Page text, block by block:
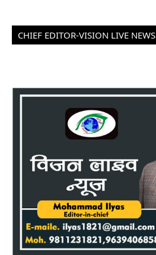
CHIEF EDITOR-VISION LIVE NEWS